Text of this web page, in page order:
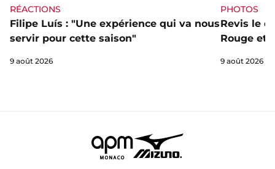
RÉACTIONS
Filipe Luís : "Une expérience qui va nous
servir pour cette saison"
9 août 2026
PHOTOS
Revis le
Rouge et
9 août 2026